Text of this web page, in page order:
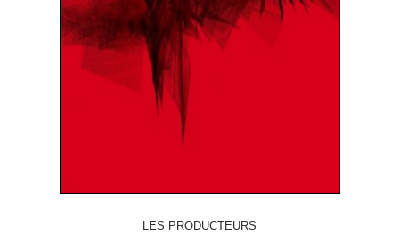
LES PRODUCTEURS